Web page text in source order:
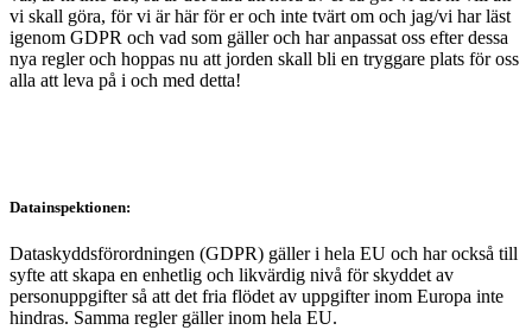
vi skall göra, för vi är här för er och inte tvärt om och jag/vi har läst
igenom GDPR och vad som gäller och har anpassat oss efter dessa
nya regler och hoppas nu att jorden skall bli en tryggare plats för oss
alla att leva på i och med detta!
Datainspektionen:
Dataskyddsförordningen (GDPR) gäller i hela EU och har också till
syfte att skapa en enhetlig och likvärdig nivå för skyddet av
personuppgifter så att det fria flödet av uppgifter inom Europa inte
hindras. Samma regler gäller inom hela EU.